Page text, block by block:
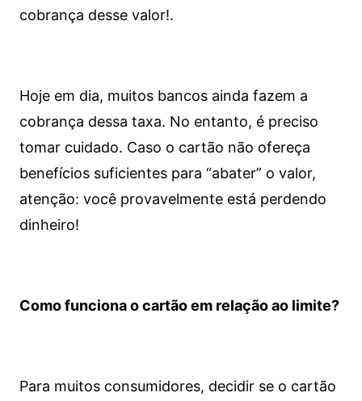
cobrança desse valor!.
Hoje em dia, muitos bancos ainda fazem a
cobrança dessa taxa. No entanto, é preciso
tomar cuidado. Caso o cartão não ofereça
benefícios suficientes para “abater” o valor,
atenção: você provavelmente está perdendo
dinheiro!
Como funciona o cartão em relação ao limite?
Para muitos consumidores, decidir se o cartão